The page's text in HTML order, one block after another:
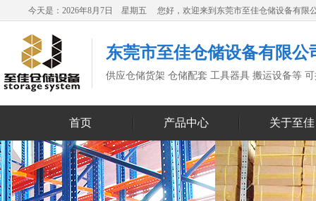
今天是：2026年8月7日 星期五 您好，欢迎来到东莞市至佳仓储设备有限
东莞市至佳仓储设备有限公
供应仓储货架 仓储配套 工具器具 搬运设备等
首页 产品中心 关于至佳